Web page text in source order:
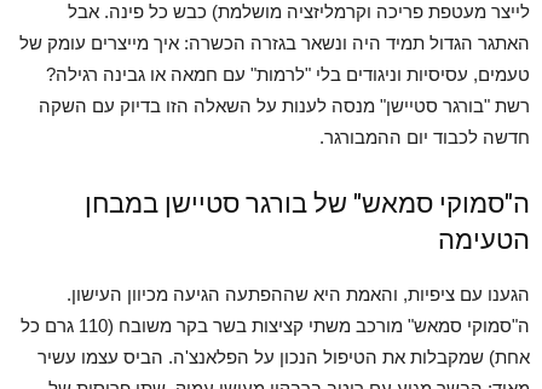
לייצר מעטפת פריכה וקרמליזציה מושלמת) כבש כל פינה. אבל
האתגר הגדול תמיד היה ונשאר בגזרה הכשרה: איך מייצרים עומק של
טעמים, עסיסיות וניגודים בלי "לרמות" עם חמאה או גבינה רגילה?
רשת "בורגר סטיישן" מנסה לענות על השאלה הזו בדיוק עם השקה
חדשה לכבוד יום ההמבורגר.
ה"סמוקי סמאש" של בורגר סטיישן במבחן
הטעימה
הגענו עם ציפיות, והאמת היא שההפתעה הגיעה מכיוון העישון.
ה"סמוקי סמאש" מורכב משתי קציצות בשר בקר משובח (110 גרם כל
אחת) שמקבלות את הטיפול הנכון על הפלאנצ'ה. הביס עצמו עשיר